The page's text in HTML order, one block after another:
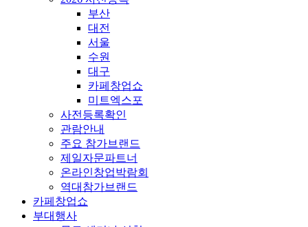
부산
대전
서울
수원
대구
카페창업쇼
미트엑스포
사전등록확인
관람안내
주요 참가브랜드
제일자문파트너
온라인창업박람회
역대참가브랜드
카페창업쇼
부대행사